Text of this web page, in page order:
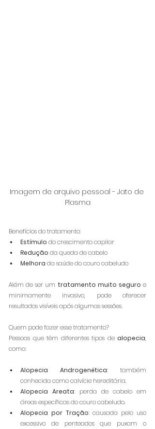
Imagem de arquivo pessoal - Jato de
Plasma
Benefícios do tratamento:
Estímulo do crescimento capilar
Redução da queda de cabelo
Melhora da saúde do couro cabeludo
Além de ser um tratamento muito seguro e
minimamente invasivo, pode oferecer
resultados visíveis após algumas sessões.
Quem pode fazer esse tratamento?
Pessoas que têm diferentes tipos de alopecia,
como:
Alopecia Androgenética: também
conhecida como calvície hereditária.
Alopecia Areata: perda de cabelo em
áreas específicas do couro cabeludo.
Alopecia por Tração: causada pelo uso
excessivo de penteados que puxam o